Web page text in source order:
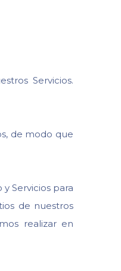
Servicios.
de modo que
Servicios para
de nuestros
realizar en